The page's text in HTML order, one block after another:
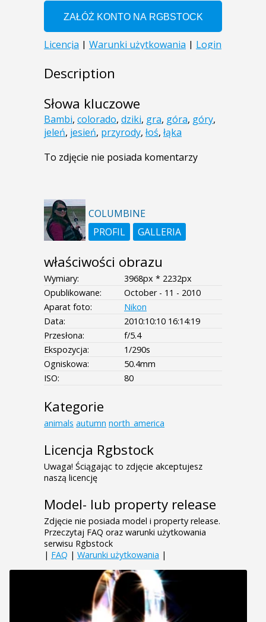
Description
Słowa kluczowe
Bambi, colorado, dziki, gra, góra, góry,
jeleń, jesień, przyrody, łoś, łąka
To zdjęcie nie posiada komentarzy
COLUMBINE
PROFIL
GALLERIA
właściwości obrazu
Wymiary:
3968px * 2232px
Opublikowane:
October - 11 - 2010
Aparat foto:
Nikon
Data:
2010:10:10 16:14:19
Przesłona:
f/5.4
Ekspozycja:
1/290s
Ogniskowa:
50.4mm
ISO:
80
Kategorie
animals autumn north_america
Licencja Rgbstock
Uwaga! Ściągając to zdjęcie akceptujesz
naszą licencję
Model- lub property release
Zdjęcie nie posiada model i property release.
Przeczytaj FAQ oraz warunki użytkowania
serwisu Rgbstock
| FAQ | Warunki użytkowania |